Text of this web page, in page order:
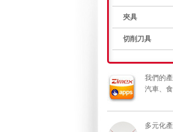
夾具
切削刀具
我們的
汽車、
多元化